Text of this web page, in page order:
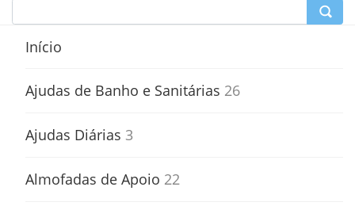
Início
Ajudas de Banho e Sanitárias 26
Ajudas Diárias 3
Almofadas de Apoio 22